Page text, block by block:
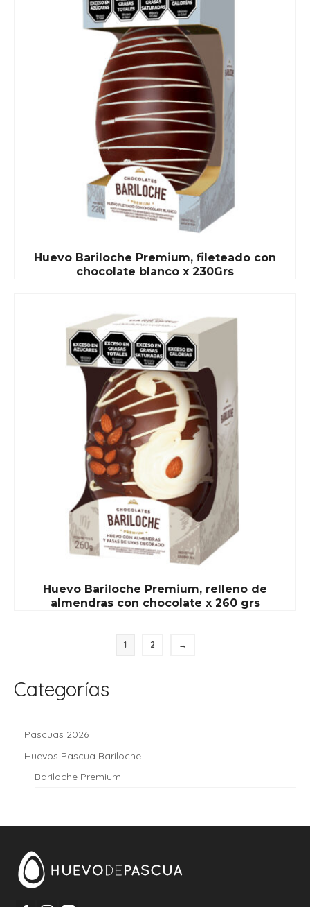
Huevo Bariloche Premium, fileteado con
chocolate blanco x 230Grs
Huevo Bariloche Premium, relleno de
almendras con chocolate x 260 grs
1 2 →
Categorías
Pascuas 2026
Huevos Pascua Bariloche
Bariloche Premium